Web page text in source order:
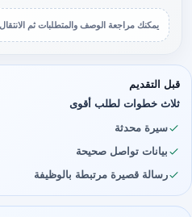
يمكنك مراجعة الوصف والمتطلبات ثم
قبل التقديم
ثلاث خطوات لطلب أقوى
سيرة محدثة
بيانات تواصل صحيحة
رسالة قصيرة مرتبطة بالوظيفة